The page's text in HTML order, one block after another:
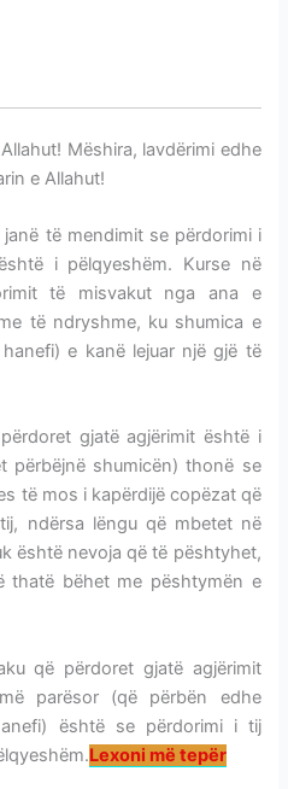
Mëshira, lavdërimi edhe
e Allahut!
të mendimit se përdorimi i
i pëlqyeshëm. Kurse në
të misvakut nga ana e
të ndryshme, ku shumica e
e kanë lejuar një gjë të
gjatë agjërimit është i
përbëjnë shumicën) thonë se
të mos i kapërdijë copëzat që
ndërsa lëngu që mbetet në
është nevoja që të pështyhet,
thatë bëhet me pështymën e
që përdoret gjatë agjërimit
parësor (që përbën edhe
është se përdorimi i tij
Lexoni më tepër